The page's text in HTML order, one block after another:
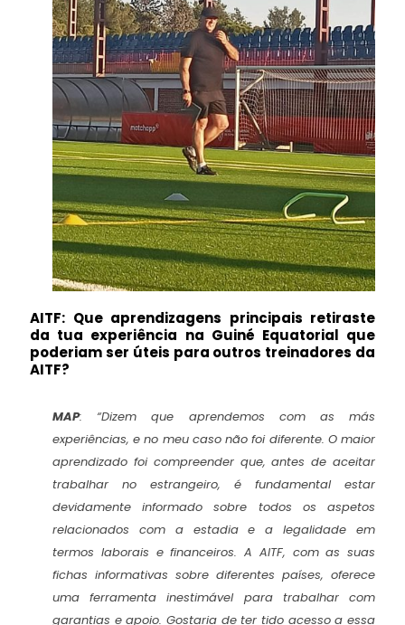
AITF: Que aprendizagens principais retiraste
da tua experiência na Guiné Equatorial que
poderiam ser úteis para outros treinadores da
AITF?
MAP:“Dizem que aprendemos com as más
experiências, e no meu caso não foi diferente. O maior
aprendizado foi compreender que, antes de aceitar
trabalhar no estrangeiro, é fundamental estar
devidamente informado sobre todos os aspetos
relacionados com a estadia e a legalidade em
termos laborais e financeiros. A AITF, com as suas
fichas informativas sobre diferentes países, oferece
uma ferramenta inestimável para trabalhar com
garantias e apoio. Gostaria de ter tido acesso a essa